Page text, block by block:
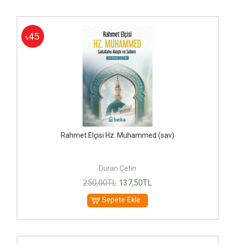
%45
Rahmet Elçisi Hz. Muhammed (sav)
Duran Çetin
250,00TL 137,50TL
Sepete Ekle